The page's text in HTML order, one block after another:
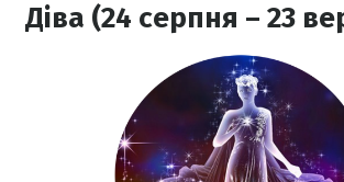
Діва (24 серпня – 23